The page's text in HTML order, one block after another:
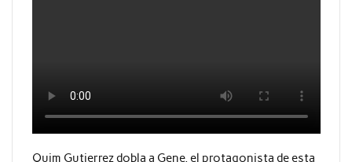
Quim Gutierrez dobla a Gene, el protagonista de esta